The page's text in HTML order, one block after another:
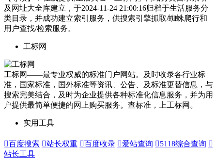
及网址大全库建立，于2024-11-24 21:00:16归档于生活服务分
类目录，并成功建立索引服务，供搜索引擎抓取/蜘蛛爬行和
用户查找/检索服务。
工标网
工标网——最专业权威的标准门户网站。及时收录各行业标
准，国家标准，国外标准等资讯、公告、及标准更替信息，与
搜索完美结合，及时为企业提供各种标准化信息服务，并为用
户提供最简单便捷的网上购买服务。查标准，上工标网。
实用工具
百度搜索 站长权重 百度收录 爱站查询 5118综合查询 
站长工具